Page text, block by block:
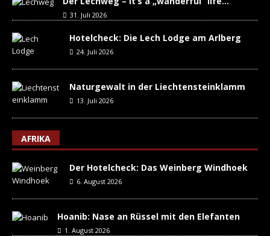
31. Juli 2026
Hotelcheck: Die Lech Lodge am Arlberg
24. Juli 2026
Naturgewalt in der Liechtensteinklamm
13. Juli 2026
AFRIKA
Der Hotelcheck: Das Weinberg Windhoek
6. August 2026
Hoanib: Nase an Rüssel mit den Elefanten
1. August 2026